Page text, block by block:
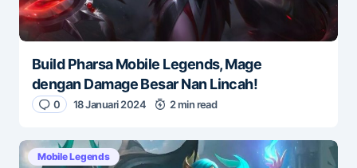
Build Pharsa Mobile Legends, Mage
dengan Damage Besar Nan Lincah!
0 18 Januari 2024 2 min read
Mobile Legends